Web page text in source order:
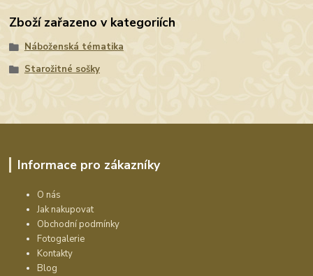
Zboží zařazeno v kategoriích
Náboženská tématika
Starožitné sošky
Informace pro zákazníky
O nás
Jak nakupovat
Obchodní podmínky
Fotogalerie
Kontakty
Blog